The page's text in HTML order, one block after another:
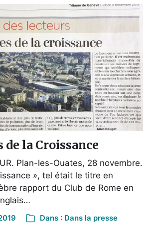
la Croissance
Plan-les-Ouates, 28 novembre.
», tel était le titre en
rapport du Club de Rome en
Dans : Dans la presse